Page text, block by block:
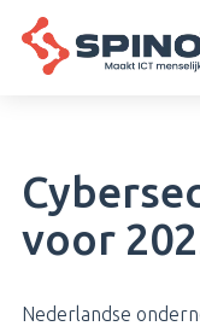
voor
Nederlandse